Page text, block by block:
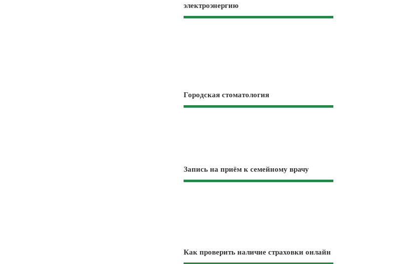
электроэнергию
Городская стоматология
Запись на приём к семейному врачу
Как проверить наличие страховки онлайн